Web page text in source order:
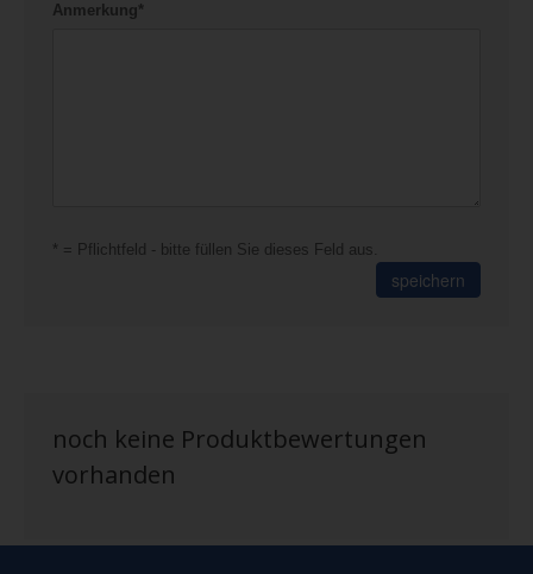
Anmerkung*
* = Pflichtfeld - bitte füllen Sie dieses Feld aus.
speichern
noch keine Produktbewertungen
vorhanden